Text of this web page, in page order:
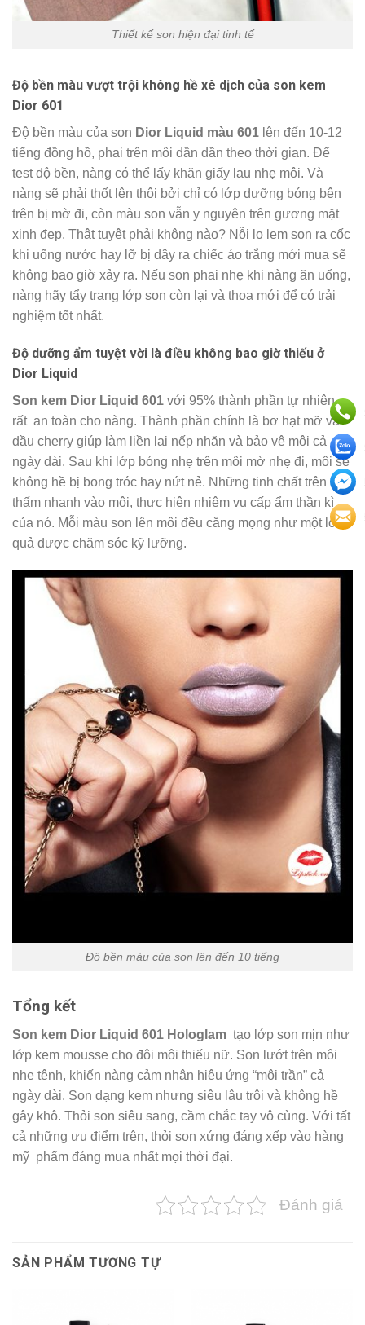
Thiết kế son hiện đại tinh tế
Độ bền màu vượt trội không hề xê dịch của son kem
Dior 601
Độ bền màu của son Dior Liquid màu 601 lên đến 10-12
tiếng đồng hồ, phai trên môi dần dần theo thời gian. Để
test độ bền, nàng có thể lấy khăn giấy lau nhẹ môi. Và
nàng sẽ phải thốt lên thôi bởi chỉ có lớp dưỡng bóng bên
trên bị mờ đi, còn màu son vẫn y nguyên trên gương mặt
xinh đẹp. Thật tuyệt phải không nào? Nỗi lo lem son ra cốc
khi uống nước hay lỡ bị dây ra chiếc áo trắng mới mua sẽ
không bao giờ xảy ra. Nếu son phai nhẹ khi nàng ăn uống,
nàng hãy tẩy trang lớp son còn lại và thoa mới để có trải
nghiệm tốt nhất.
Độ dưỡng ẩm tuyệt vời là điều không bao giờ thiếu ở
Dior Liquid
Son kem Dior Liquid 601 với 95% thành phần tự nhiên
rất an toàn cho nàng. Thành phần chính là bơ hạt mỡ và
dầu cherry giúp làm liền lại nếp nhăn và bảo vệ môi cả
ngày dài. Sau khi lớp bóng nhẹ trên môi mờ nhẹ đi, môi sẽ
không hề bị bong tróc hay nứt nẻ. Những tinh chất trên
thấm nhanh vào môi, thực hiện nhiệm vụ cấp ẩm thần kì
của nó. Mỗi màu son lên môi đều căng mọng như một loại
quả được chăm sóc kỹ lưỡng.
Độ bền màu của son lên đến 10 tiếng
Tổng kết
Son kem Dior Liquid 601 Hologlam tạo lớp son mịn như
lớp kem mousse cho đôi môi thiếu nữ. Son lướt trên môi
nhẹ tênh, khiến nàng cảm nhận hiệu ứng “môi trần” cả
ngày dài. Son dạng kem nhưng siêu lâu trôi và không hề
gây khô. Thỏi son siêu sang, cầm chắc tay vô cùng. Với tất
cả những ưu điểm trên, thỏi son xứng đáng xếp vào hàng
mỹ phẩm đáng mua nhất mọi thời đại.
Đánh giá
SẢN PHẨM TƯƠNG TỰ